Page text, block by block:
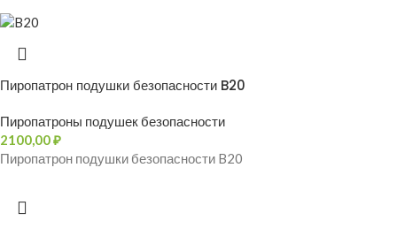
Пиропатрон подушки безопасности B20
Пиропатроны подушек безопасности
2100,00₽
Пиропатрон подушки безопасности B20